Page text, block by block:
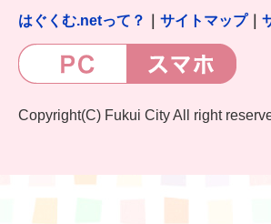
はぐくむ.netって？ サイトマップ｜
Copyright(C) Fukui City All right
1歳〜3歳
3歳〜就学前
イベントレポート